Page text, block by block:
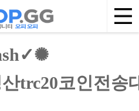
trc20코인전송